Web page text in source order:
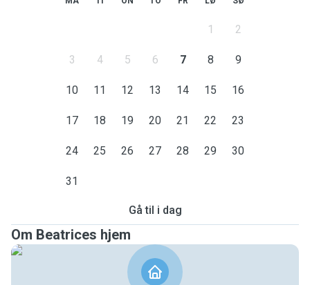
1 2
3 4 5 6 7 8 9
10 11 12 13 14 15 16
17 18 19 20 21 22 23
24 25 26 27 28 29 30
31
Gå til i dag
Om Beatrices hjem